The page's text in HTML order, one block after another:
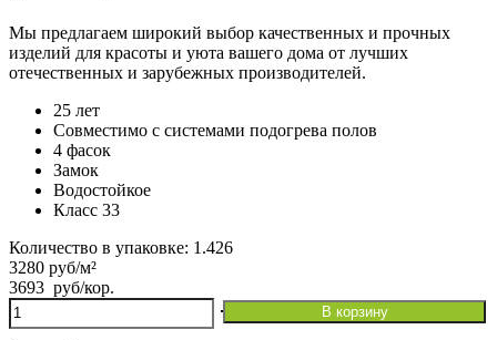
Мы предлагаем широкий выбор качественных и прочных
изделий для красоты и уюта вашего дома от лучших
отечественных и зарубежных производителей.
25 лет
Совместимо с системами подогрева полов
4 фасок
Замок
Водостойкое
Класс 33
Количество в упаковке: 1.426
3280 руб/м²
3693 руб/кор.
Количество
товара
В корзину